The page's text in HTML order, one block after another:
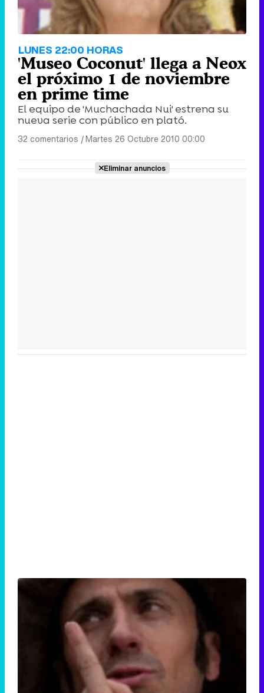
LUNES 22:00 HORAS
'Museo Coconut' llega a Neox
el próximo 1 de noviembre
en prime time
El equipo de 'Muchachada Nui' estrena su
nueva serie con público en plató.
32 comentarios |Martes 26 Octubre 2010 00:00
Eliminar anuncios